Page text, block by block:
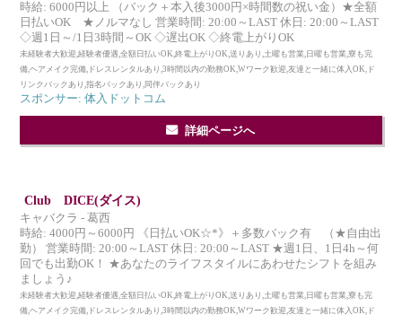
時給: 6000円以上 （バック＋本入後3000円×時間数の祝い金）★全額
日払いOK ★ノルマなし 営業時間: 20:00～LAST 休日: 20:00～LAST
◇週1日～/1日3時間～OK ◇遅出OK ◇終電上がりOK
未経験者大歓迎,経験者優遇,全額日払いOK,終電上がりOK,送りあり,土曜も営業,日曜も営業,寮も完
備,ヘアメイク完備,ドレスレンタルあり,3時間以内の勤務OK,Wワーク歓迎,友達と一緒に体入OK,ド
リンクバックあり,指名バックあり,同伴バックあり
スポンサー: 体入ドットコム
詳細ページへ
Club DICE(ダイス)
キャバクラ - 葛西
時給: 4000円～6000円 《日払いOK☆*》＋多数バック有 （★自由出
勤） 営業時間: 20:00～LAST 休日: 20:00～LAST ★週1日、1日4h～何
回でも出勤OK！ ★あなたのライフスタイルにあわせたシフトを組み
ましょう♪
未経験者大歓迎,経験者優遇,全額日払いOK,終電上がりOK,送りあり,土曜も営業,日曜も営業,寮も完
備,ヘアメイク完備,ドレスレンタルあり,3時間以内の勤務OK,Wワーク歓迎,友達と一緒に体入OK,ド